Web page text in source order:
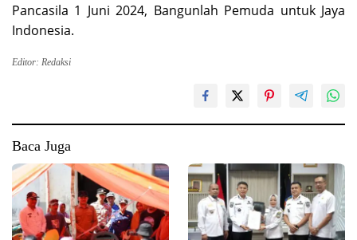
Pancasila 1 Juni 2024, Bangunlah Pemuda untuk Jaya
Indonesia.
Editor: Redaksi
Baca Juga